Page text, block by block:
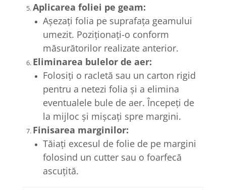
Aplicarea foliei pe geam:
Așezați folia pe suprafața geamului
umezit. Poziționați-o conform
măsurătorilor realizate anterior.
Eliminarea bulelor de aer:
Folosiți o racletă sau un carton rigid
pentru a netezi folia și a elimina
eventualele bule de aer. Începeți de
la mijloc și mișcați spre margini.
Finisarea marginilor:
Tăiați excesul de folie de pe margini
folosind un cutter sau o foarfecă
ascuțită.